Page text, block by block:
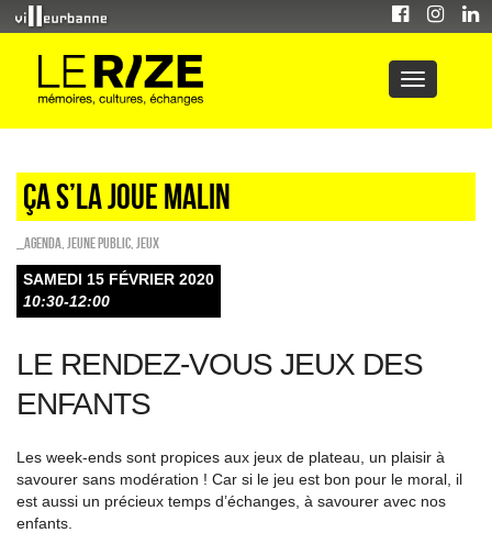
Ça s’la joue malin
_Agenda Jeune public Jeux
SAMEDI 15 FÉVRIER 2020
10:30-12:00
LE RENDEZ-VOUS JEUX DES
ENFANTS
Les week-ends sont propices aux jeux de plateau, un plaisir à
savourer sans modération ! Car si le jeu est bon pour le moral, il
est aussi un précieux temps d’échanges, à savourer avec nos
enfants.